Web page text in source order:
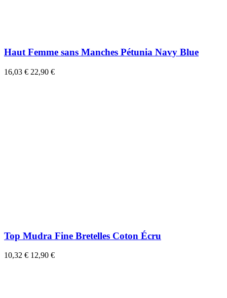
Haut Femme sans Manches Pétunia Navy Blue
16,03 € 22,90 €
Top Mudra Fine Bretelles Coton Écru
10,32 € 12,90 €